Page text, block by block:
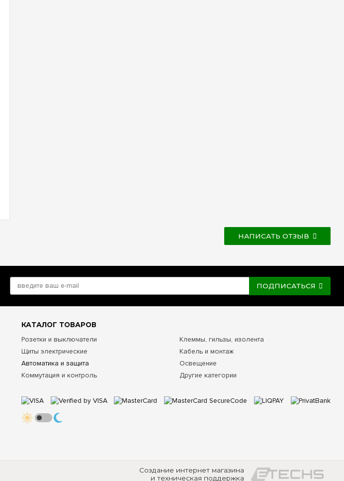
НАПИСАТЬ ОТЗЫВ
ПОДПИСАТЬСЯ
КАТАЛОГ ТОВАРОВ
Розетки и выключатели
Щиты электрические
Автоматика и защита
Коммутация и контроль
Клеммы, гильзы, изолента
Кабель и монтаж
Освещение
Другие категории
Создание интернет магазина
и техническая поддержка